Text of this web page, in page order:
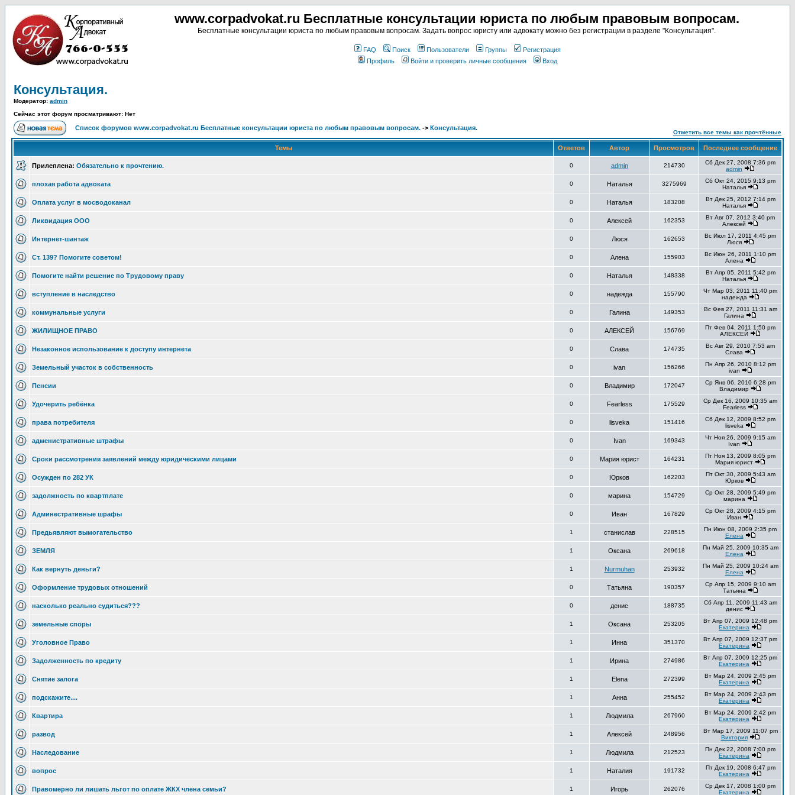
www.corpadvokat.ru Бесплатные консультации юриста по любым правовым вопросам.
Бесплатные консультации юриста по любым правовым вопросам. Задать вопрос юристу или адвокату можно без регистрации в разделе "Консультация".
FAQ Поиск Пользователи Группы
Регистрация
Профиль
Войти и проверить личные сообщения Вход
Консультация.
Модератор: admin
Сейчас этот форум просматривают: Нет
Список форумов www.corpadvokat.ru Бесплатные консультации юриста по любым правовым вопросам. -> Консультация.
Отметить все темы как прочтённые
Темы Ответов Автор Просмотров Последнее сообщение
Прилеплена: Обязательно к прочтению. 0 admin 214730
Сб Дек 27, 2008 7:36 pm
admin
плохая работа адвоката 0 Наталья 3275969
Сб Окт 24, 2015 9:13 pm
Наталья
Оплата услуг в мосводоканал 0 Наталья 183208
Вт Дек 25, 2012 7:14 pm
Наталья
Ликвидация ООО 0 Алексей 162353
Вт Авг 07, 2012 3:40 pm
Алексей
Интернет-шантаж 0 Люся 162653
Вс Июл 17, 2011 4:45 pm
Люся
Ст. 139? Помогите советом! 0 Алена 155903
Вс Июн 26, 2011 1:10 pm
Алена
Помогите найти решение по Трудовому праву 0 Наталья 148338
Вт Апр 05, 2011 5:42 pm
Наталья
вступление в наследство 0 надежда 155790
Чт Мар 03, 2011 11:40 pm
надежда
коммунальные услуги 0 Галина 149353
Вс Фев 27, 2011 11:31 am
Галина
ЖИЛИЩНОЕ ПРАВО 0 АЛЕКСЕЙ 156769
Пт Фев 04, 2011 1:50 pm
АЛЕКСЕЙ
Незаконное использование к доступу интернета 0 Слава 174735
Вс Авг 29, 2010 7:53 am
Слава
Земельный участок в собственность 0 ivan 156266
Пн Апр 26, 2010 8:12 pm
ivan
Пенсии 0 Владимир 172047
Ср Янв 06, 2010 6:28 pm
Владимир
Удочерить ребёнка 0 Fearless 175529
Ср Дек 16, 2009 10:35 am
Fearless
права потребителя 0 lisveka 151416
Сб Дек 12, 2009 8:52 pm
lisveka
адменистративные штрафы 0 Ivan 169343
Чт Ноя 26, 2009 9:15 am
Ivan
Сроки рассмотрения заявлений между юридическими лицами 0 Мария юрист 164231
Пт Ноя 13, 2009 8:05 pm
Мария юрист
Осужден по 282 УК 0 Юрков 162203
Пт Окт 30, 2009 5:43 am
Юрков
задолжность по квартплате 0 марина 154729
Ср Окт 28, 2009 5:49 pm
марина
Админестративные шрафы 0 Иван 167829
Ср Окт 28, 2009 4:15 pm
Иван
Предьявляют вымогательство 1 станислав 228515
Пн Июн 08, 2009 2:35 pm
Елена
ЗЕМЛЯ 1 Оксана 269618
Пн Май 25, 2009 10:35 am
Елена
Как вернуть деньги? 1 Nurmuhan 253932
Пн Май 25, 2009 10:24 am
Елена
Оформление трудовых отношений 0 Татьяна 190357
Ср Апр 15, 2009 9:10 am
Татьяна
насколько реально судиться??? 0 денис 188735
Сб Апр 11, 2009 11:43 am
денис
земельные споры 1 Оксана 253205
Вт Апр 07, 2009 12:48 pm
Екатерина
Уголовное Право 1 Инна 351370
Вт Апр 07, 2009 12:37 pm
Екатерина
Задолженность по кредиту 1 Ирина 274986
Вт Апр 07, 2009 12:25 pm
Екатерина
Снятие залога 1 Elena 272399
Вт Мар 24, 2009 2:45 pm
Екатерина
подскажите.... 1 Анна 255452
Вт Мар 24, 2009 2:43 pm
Екатерина
Квартира 1 Людмила 267960
Вт Мар 24, 2009 2:42 pm
Екатерина
развод 1 Алексей 248956
Вт Мар 17, 2009 11:07 pm
Виктория
Наследование 1 Людмила 212523
Пн Дек 22, 2008 7:00 pm
Екатерина
вопрос 1 Наталия 191732
Пт Дек 19, 2008 6:47 pm
Екатерина
Правомерно ли лишать льгот по оплате ЖКХ члена семьи? 1 Игорь 262076
Ср Дек 17, 2008 1:00 pm
Екатерина